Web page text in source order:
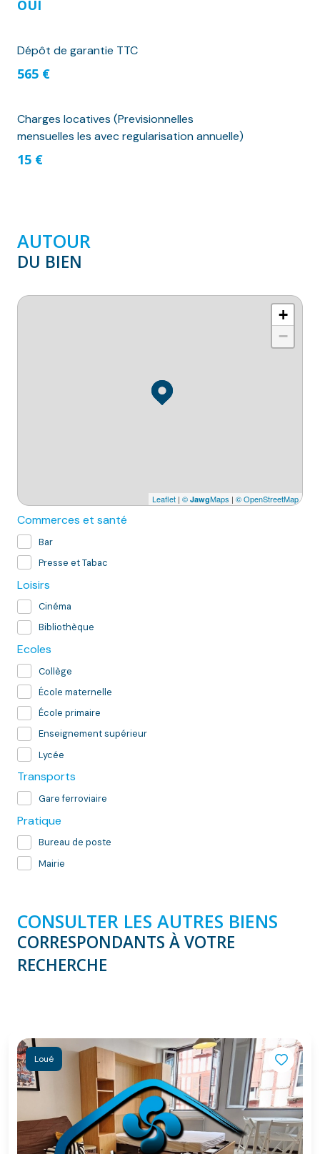
OUI
Dépôt de garantie TTC
565 €
Charges locatives (Previsionnelles
mensuelles les avec regularisation annuelle)
15 €
AUTOUR
DU BIEN
+
−
Leaflet | © JawgMaps | © OpenStreetMap
Commerces et santé
Bar
Presse et Tabac
Loisirs
Cinéma
Bibliothèque
Ecoles
Collège
École maternelle
École primaire
Enseignement supérieur
Lycée
Transports
Gare ferroviaire
Pratique
Bureau de poste
Mairie
CONSULTER LES AUTRES BIENS
CORRESPONDANTS À VOTRE
RECHERCHE
Loué